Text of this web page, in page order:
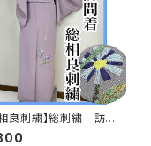
良刺繍】総刺繍 訪問
袷 s694